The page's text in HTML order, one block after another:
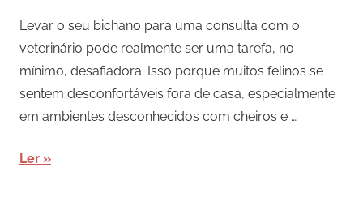
Levar o seu bichano para uma consulta com o
veterinário pode realmente ser uma tarefa, no
mínimo, desafiadora. Isso porque muitos felinos se
sentem desconfortáveis fora de casa, especialmente
em ambientes desconhecidos com cheiros e …
Ler